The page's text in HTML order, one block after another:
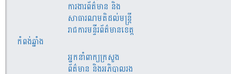
ការងារព័ត៌មាន និង
សាធារណមតិដល់មន្រ្តី
រាជការមន្ទីរព័ត៌មានខេត្ត
កំពង់ឆ្នាំង
អ្នកនាំពាក្យក្រសួង
ព័ត៌មាន និងអភិបាលរង